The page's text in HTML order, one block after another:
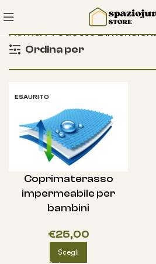
Home Prodotto Dimensioni
Ordina per
ESAURITO
Coprimaterasso
impermeabile per
bambini
€25,00
Scegli